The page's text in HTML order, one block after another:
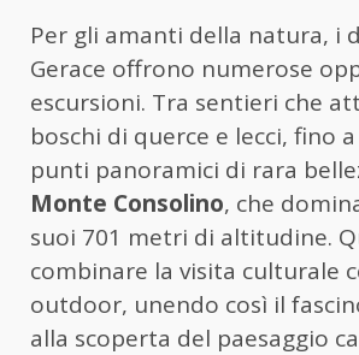
Per gli amanti della natura, i
Gerace offrono numerose
escursioni. Tra sentieri che
boschi di querce e lecci, fino
punti panoramici di rara
Monte Consolino, che
suoi 701 metri di altitudine.
combinare la visita culturale
outdoor, unendo così il
alla scoperta del paesaggio